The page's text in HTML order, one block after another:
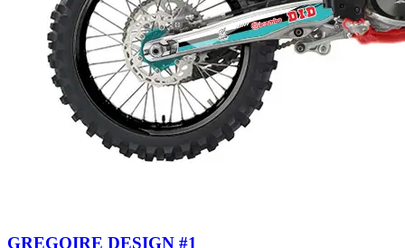
GREGOIRE DESIGN #1